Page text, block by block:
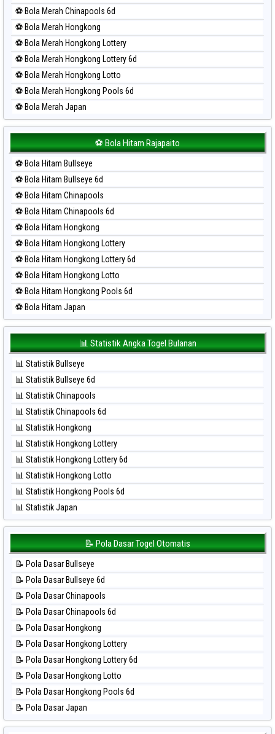
Paito Harian Taiwan
⚽ Bola Merah Chinapools 6d
⚽ Bola Merah Hongkong
⚽ Bola Merah Hongkong Lottery
⚽ Bola Merah Hongkong Lottery 6d
⚽ Bola Merah Hongkong Lotto
⚽ Bola Merah Hongkong Pools 6d
⚽ Bola Merah Japan
⚽ Bola Merah Japan 6d
⚽ Bola Merah Korea
⚽ Bola Merah Kuda Lari
⚽ Bola Merah Magnum Cambodia
⚽ Bola Merah Nagoya
⚽ Bola Merah North Carolina Day
⚽ Bola Merah Pcso
⚽ Bola Merah Sao Paulo
⚽ Bola Merah Singapore
⚽ Bola Merah Sydney
⚽ Bola Merah Sydney Lottery
⚽ Bola Merah Sydney Lottery 6d
⚽ Bola Merah Sydney Lotto
⚽ Bola Merah Taipei
⚽ Bola Merah Taiwan
⚽ Bola Hitam Rajapaito
⚽ Bola Hitam Bullseye
⚽ Bola Hitam Bullseye 6d
⚽ Bola Hitam Chinapools
⚽ Bola Hitam Chinapools 6d
⚽ Bola Hitam Hongkong
⚽ Bola Hitam Hongkong Lottery
⚽ Bola Hitam Hongkong Lottery 6d
⚽ Bola Hitam Hongkong Lotto
⚽ Bola Hitam Hongkong Pools 6d
⚽ Bola Hitam Japan
⚽ Bola Hitam Japan 6d
⚽ Bola Hitam Korea
⚽ Bola Hitam Kuda Lari
⚽ Bola Hitam Magnum Cambodia
⚽ Bola Hitam Nagoya
⚽ Bola Hitam North Carolina Day
⚽ Bola Hitam Pcso
⚽ Bola Hitam Sao Paulo
⚽ Bola Hitam Singapore
⚽ Bola Hitam Sydney
⚽ Bola Hitam Sydney Lottery
⚽ Bola Hitam Sydney Lottery 6d
⚽ Bola Hitam Sydney Lotto
⚽ Bola Hitam Taipei
⚽ Bola Hitam Taiwan
📊 Statistik Angka Togel Bulanan
📊 Statistik Bullseye
📊 Statistik Bullseye 6d
📊 Statistik Chinapools
📊 Statistik Chinapools 6d
📊 Statistik Hongkong
📊 Statistik Hongkong Lottery
📊 Statistik Hongkong Lottery 6d
📊 Statistik Hongkong Lotto
📊 Statistik Hongkong Pools 6d
📊 Statistik Japan
📊 Statistik Japan 6d
📊 Statistik Korea
📊 Statistik Kuda Lari
📊 Statistik Magnum Cambodia
📊 Statistik Nagoya
📊 Statistik New York Midday
📊 Statistik North Carolina Day
📊 Statistik Pcso
📊 Statistik Pennsylvania Day
📊 Statistik Sao Paulo
📊 Statistik Singapore
📊 Statistik Sydney
📊 Statistik Sydney Lottery
📝 Pola Dasar Togel Otomatis
📝 Pola Dasar Bullseye
📝 Pola Dasar Bullseye 6d
📝 Pola Dasar Chinapools
📝 Pola Dasar Chinapools 6d
📝 Pola Dasar Hongkong
📝 Pola Dasar Hongkong Lottery
📝 Pola Dasar Hongkong Lottery 6d
📝 Pola Dasar Hongkong Lotto
📝 Pola Dasar Hongkong Pools 6d
📝 Pola Dasar Japan
📝 Pola Dasar Japan 6d